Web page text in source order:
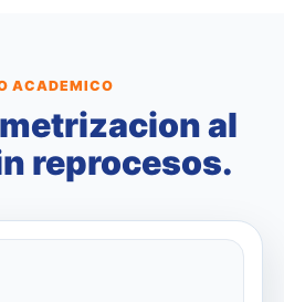
ACADEMICO
al
reprocesos.